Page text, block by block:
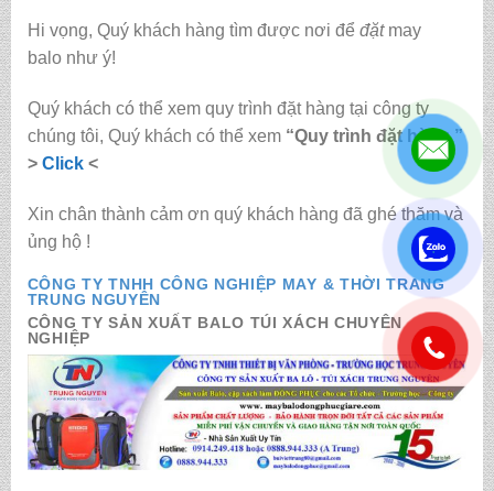
Hi vọng, Quý khách hàng tìm được nơi để đặt may
balo như ý!
Quý khách có thể xem quy trình đặt hàng tại công ty
chúng tôi, Quý khách có thể xem“Quy trình đặt hàng ”
> Click<
Xin chân thành cảm ơn quý khách hàng đã ghé thăm và
ủng hộ !
CÔNG TY TNHH CÔNG NGHIỆP MAY & THỜI TRANG
TRUNG NGUYÊN
CÔNG TY SẢN XUẤT BALO TÚI XÁCH CHUYÊN
NGHIỆP
.
.